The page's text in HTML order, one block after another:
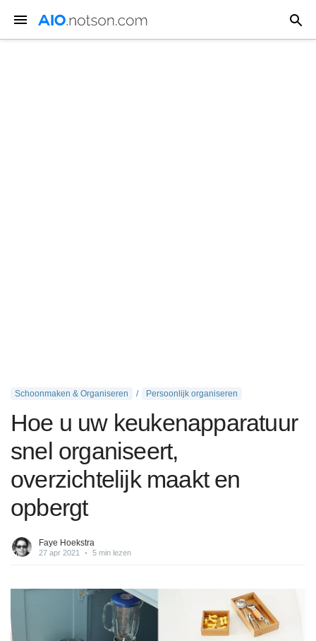
Schoonmaken & Organiseren Persoonlijk organiseren
Hoe u uw keukenapparatuur
snel organiseert,
overzichtelijk maakt en
opbergt
Faye Hoekstra
27 apr 2021 • 5 min lezen